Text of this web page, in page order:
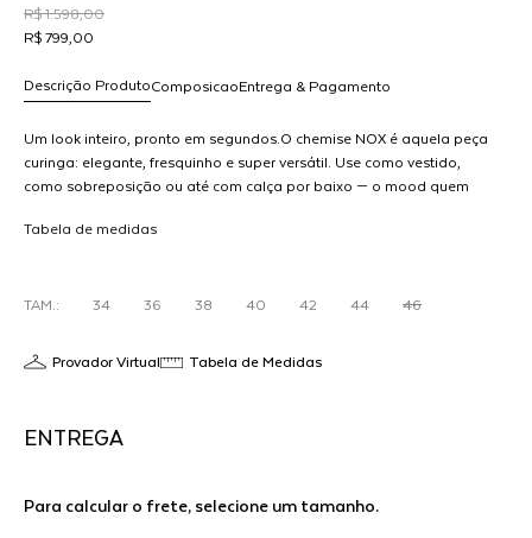
R$ 1.598,00
R$ 799,00
Composicao
Descrição Produto Entrega & Pagamento
Um look inteiro, pronto em segundos.O chemise NOX é aquela peça
curinga: elegante, fresquinho e super versátil. Use como vestido,
como sobreposição ou até com calça por baixo — o mood quem
com zero esforço.Look prático, efeito wow.
Tabela de medidas
TAM.: 34 36 38 40 42 44 46
Provador Virtual Tabela de Medidas
ENTREGA
Para calcular o frete, selecione um tamanho.